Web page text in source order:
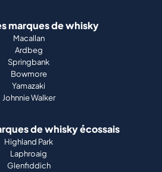
marques de whisky
Macallan
Ardbeg
Springbank
Bowmore
Yamazaki
Johnnie Walker
de whisky écossais
Highland Park
Laphroaig
Glenfiddich